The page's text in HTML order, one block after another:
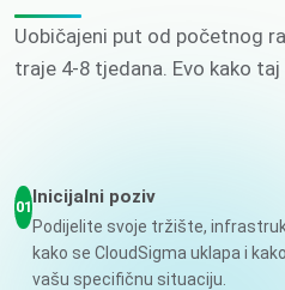
Uobičajeni put od početnog
traje 4-8 tjedana. Evo kako taj
01Inicijalni poziv
Podijelite svoje tržište,
kako se CloudSigma uklapa i
vašu specifičnu situaciju.